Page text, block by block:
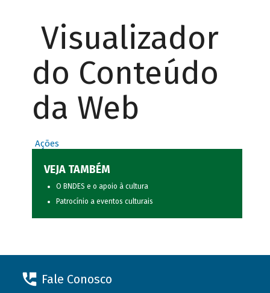
Visualizador
do Conteúdo
da Web
Ações
VEJA TAMBÉM
O BNDES e o apoio à cultura
Patrocínio a eventos culturais
Fale Conosco